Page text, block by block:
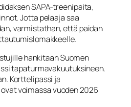
SAPA-treenipaita,
Jotta pelaaja saa
varmistathan, että paidan
hankitaan Suomen
tapaturmavakuutuksineen.
Korttelipassi ja
voimassa vuoden 2026